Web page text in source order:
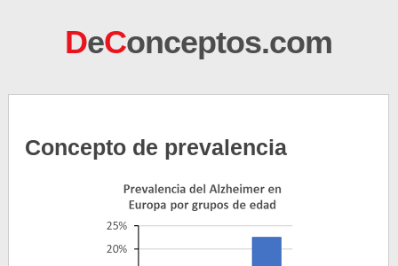
DeConceptos.com
Concepto de prevalencia